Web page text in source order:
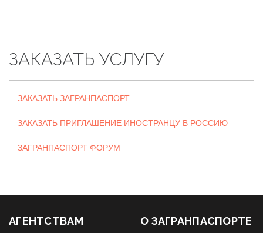
ЗАКАЗАТЬ УСЛУГУ
ЗАКАЗАТЬ ЗАГРАНПАСПОРТ
ЗАКАЗАТЬ ПРИГЛАШЕНИЕ ИНОСТРАНЦУ В РОССИЮ
ЗАГРАНПАСПОРТ ФОРУМ
АГЕНТСТВАМ О ЗАГРАНПАСПОРТЕ